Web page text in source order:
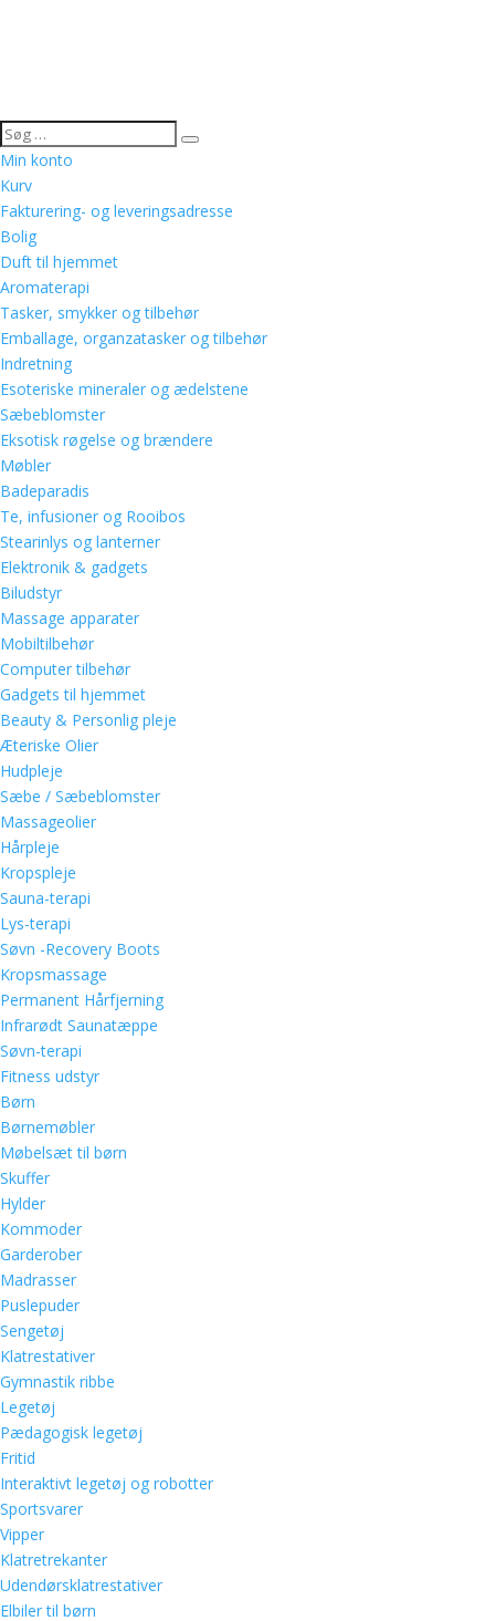
Min konto
Kurv
Fakturering- og leveringsadresse
Bolig
Duft til hjemmet
Aromaterapi
Tasker, smykker og tilbehør
Emballage, organzatasker og tilbehør
Indretning
Esoteriske mineraler og ædelstene
Sæbeblomster
Eksotisk røgelse og brændere
Møbler
Badeparadis
Te, infusioner og Rooibos
Stearinlys og lanterner
Elektronik & gadgets
Biludstyr
Massage apparater
Mobiltilbehør
Computer tilbehør
Gadgets til hjemmet
Beauty & Personlig pleje
Æteriske Olier
Hudpleje
Sæbe / Sæbeblomster
Massageolier
Hårpleje
Kropspleje
Sauna-terapi
Lys-terapi
Søvn -Recovery Boots
Kropsmassage
Permanent Hårfjerning
Infrarødt Saunatæppe
Søvn-terapi
Fitness udstyr
Børn
Børnemøbler
Møbelsæt til børn
Skuffer
Hylder
Kommoder
Garderober
Madrasser
Puslepuder
Sengetøj
Klatrestativer
Gymnastik ribbe
Legetøj
Pædagogisk legetøj
Fritid
Interaktivt legetøj og robotter
Sportsvarer
Vipper
Klatretrekanter
Udendørsklatrestativer
Elbiler til børn